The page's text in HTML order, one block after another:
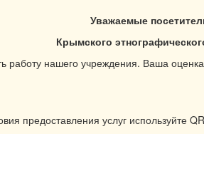
Уважаемые
Крымского
работу нашего учреждения. Ваша
предоставления услуг используйте